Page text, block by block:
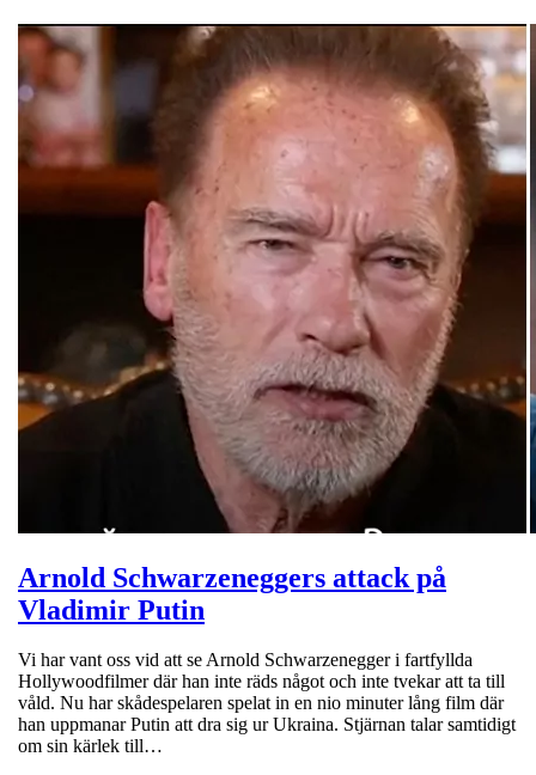
Arnold Schwarzeneggers attack på
Vladimir Putin
Vi har vant oss vid att se Arnold Schwarzenegger i fartfyllda
Hollywoodfilmer där han inte räds något och inte tvekar att ta till
våld. Nu har skådespelaren spelat in en nio minuter lång film där
han uppmanar Putin att dra sig ur Ukraina. Stjärnan talar samtidigt
om sin kärlek till…